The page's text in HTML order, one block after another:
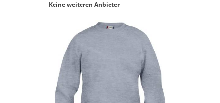
Keine weiteren Anbieter